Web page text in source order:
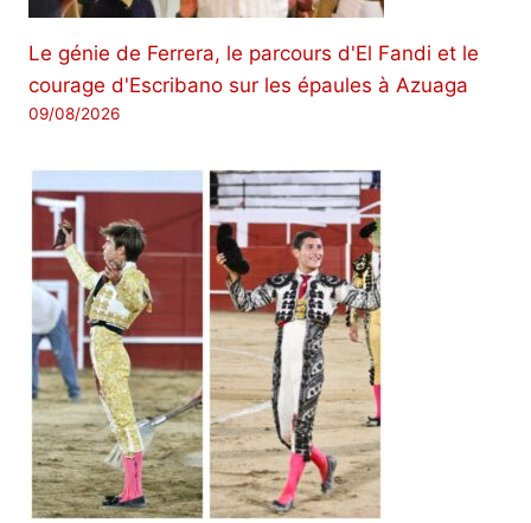
Le génie de Ferrera, le parcours d'El Fandi et le
courage d'Escribano sur les épaules à Azuaga
09/08/2026